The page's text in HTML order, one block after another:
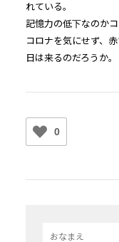
れている。
記憶力の低下なのか
コロナを気にせず、
日は来るのだろうか。
0